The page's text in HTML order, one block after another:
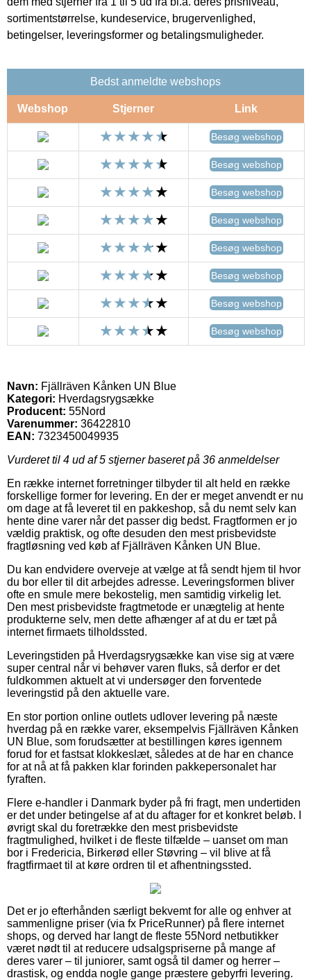
sortimentstørrelse, kundeservice, brugervenlighed,
betingelser, leveringsformer og betalingsmuligheder.
Bedst anmeldte webshops
Webshop Stjerner Link
Besøg webshop
Besøg webshop
Besøg webshop
Besøg webshop
Besøg webshop
Besøg webshop
Besøg webshop
Besøg webshop
Navn: Fjällräven Kånken UN Blue
Kategori: Hverdagsrygsække
Producent: 55Nord
Varenummer: 36422810
EAN: 7323450049935
Vurderet til 4 ud af 5 stjerner baseret på 36 anmeldelser
En række internet forretninger tilbyder til alt held en række
forskellige former for levering. En der er meget anvendt er nu
om dage at få leveret til en pakkeshop, så du nemt selv kan
hente dine varer når det passer dig bedst. Fragtformen er jo
vældig praktisk, og ofte desuden den mest prisbevidste
fragtløsning ved køb af Fjällräven Kånken UN Blue.
Du kan endvidere overveje at vælge at få sendt hjem til hvor
du bor eller til dit arbejdes adresse. Leveringsformen bliver
ofte en smule mere bekostelig, men samtidig virkelig let.
Den mest prisbevidste fragtmetode er unægtelig at hente
produkterne selv, men dette afhænger af at du er tæt på
internet firmaets tilholdssted.
Leveringstiden på Hverdagsrygsække kan vise sig at være
super central når vi behøver varen fluks, så derfor er det
fuldkommen aktuelt at vi undersøger den forventede
leveringstid på den aktuelle vare.
En stor portion online outlets udlover levering på næste
hverdag på en række varer, eksempelvis Fjällräven Kånken
UN Blue, som forudsætter at bestillingen køres igennem
forud for et fastsat klokkeslæt, således at de har en chance
for at nå at få pakken klar forinden pakkepersonalet har
fyraften.
Flere e-handler i Danmark byder på fri fragt, men undertiden
er det under betingelse af at du aftager for et konkret beløb. I
øvrigt skal du foretrække den mest prisbevidste
fragtmulighed, hvilket i de fleste tilfælde – uanset om man
bor i Fredericia, Birkerød eller Støvring – vil blive at få
fragtfirmaet til at køre ordren til et afhentningssted.
Det er jo efterhånden særligt bekvemt for alle og enhver at
sammenligne priser (via fx PriceRunner) på flere internet
shops, og derved har langt de fleste 55Nord netbutikker
været nødt til at reducere udsalgspriserne på mange af
deres varer – til juniorer, samt også til damer og herrer –
drastisk, og endda nogle gange præstere gebyrfri levering.